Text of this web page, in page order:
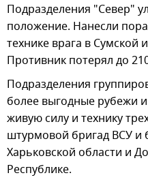
Подразделения "Север"
положение. Нанесли
технике врага в Сумской
Противник потерял до
Подразделения
более выгодные рубежи
живую силу и технику
штурмовой бригад ВСУ и
Харьковской области и
Республике.